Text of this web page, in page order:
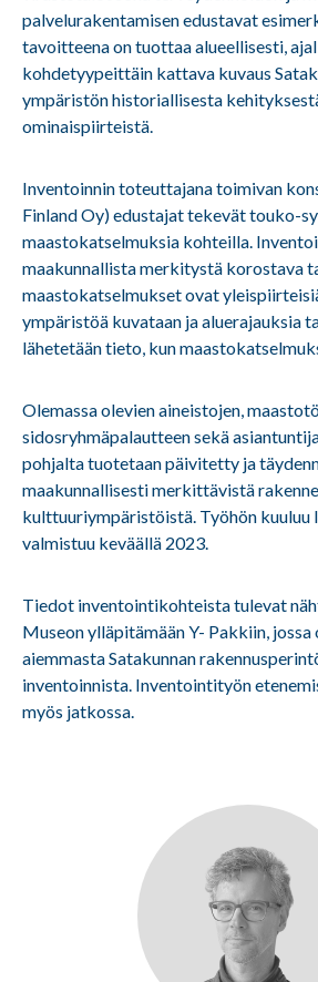
palvelurakentamisen edustavat
tavoitteena on tuottaa alueellisesti,
kohdetyypeittäin kattava kuvaus
ympäristön historiallisesta
ominaispiirteistä.
Inventoinnin toteuttajana toimivan
Finland Oy) edustajat tekevät touko-
maastokatselmuksia kohteilla.
maakunnallista merkitystä korostava
maastokatselmukset ovat
ympäristöä kuvataan ja aluerajauksia
lähetetään tieto, kun
Olemassa olevien aineistojen,
sidosryhmäpalautteen sekä
pohjalta tuotetaan päivitetty ja
maakunnallisesti merkittävistä
kulttuuriympäristöistä. Työhön
valmistuu keväällä 2023.
Tiedot inventointikohteista tulevat
Museon ylläpitämään Y- Pakkiin,
aiemmasta Satakunnan
inventoinnista. Inventointityön
myös jatkossa.